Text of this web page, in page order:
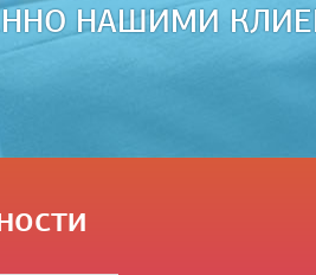
НАШИМИ